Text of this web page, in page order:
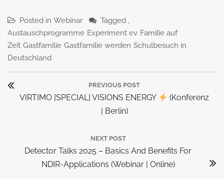
Posted in Webinar
Tagged ,
Austauschprogramme Experiment ev Familie auf
Zeit Gastfamilie Gastfamilie werden Schulbesuch in
Deutschland
Beitragsnavigation
PREVIOUS POST
Previous
VIRTIMO [SPECIAL] VISIONS ENERGY
(Konferenz
| Berlin)
NEXT POST
Next
Detector Talks 2025 – Basics And Benefits For
NDIR-Applications (Webinar | Online)